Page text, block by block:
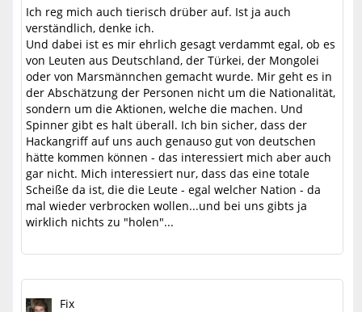
Ich reg mich auch tierisch drüber auf. Ist ja auch
verständlich, denke ich.
Und dabei ist es mir ehrlich gesagt verdammt egal, ob es
von Leuten aus Deutschland, der Türkei, der Mongolei
oder von Marsmännchen gemacht wurde. Mir geht es in
der Abschätzung der Personen nicht um die Nationalität,
sondern um die Aktionen, welche die machen. Und
Spinner gibt es halt überall. Ich bin sicher, dass der
Hackangriff auf uns auch genauso gut von deutschen
hätte kommen können - das interessiert mich aber auch
gar nicht. Mich interessiert nur, dass das eine totale
Scheiße da ist, die die Leute - egal welcher Nation - da
mal wieder verbrocken wollen...und bei uns gibts ja
wirklich nichts zu "holen"...
Fix